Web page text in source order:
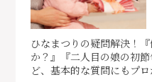
ひなまつりの疑問解決！
か？』『二人目の娘の初
ど、基本的な質問にもプ